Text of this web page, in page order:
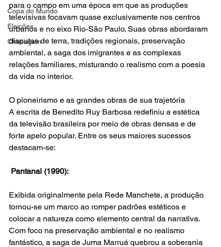
Copa do Mundo
Eleições
Checagem
para o campo em uma época em que as produções
televisivas focavam quase exclusivamente nos centros
urbanos e no eixo Rio-São Paulo. Suas obras abordaram
disputas de terra, tradições regionais, preservação
ambiental, a saga dos imigrantes e as complexas
relações familiares, misturando o realismo com a poesia
da vida no interior.
O pioneirismo e as grandes obras de sua trajetória
A escrita de Benedito Ruy Barbosa redefiniu a estética
da televisão brasileira por meio de obras densas e de
forte apelo popular. Entre os seus maiores sucessos
destacam-se:
Pantanal (1990):
Exibida originalmente pela Rede Manchete, a produção
tornou-se um marco ao romper padrões estéticos e
colocar a natureza como elemento central da narrativa.
Com foco na preservação ambiental e no realismo
fantástico, a saga de Juma Marruá quebrou a soberania